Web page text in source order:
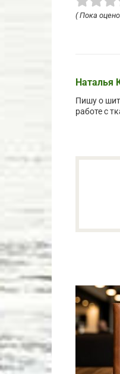
( Пока
Наталья
Пишу о
работе с